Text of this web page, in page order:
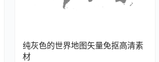
纯灰色的世界地图矢量免抠高清素
材